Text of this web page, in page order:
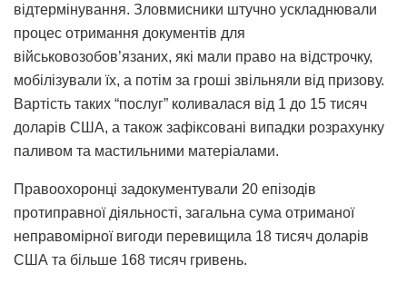
відтермінування. Зловмисники штучно ускладнювали
процес отримання документів для
військовозобов’язаних, які мали право на відстрочку,
мобілізували їх, а потім за гроші звільняли від призову.
Вартість таких “послуг” коливалася від 1 до 15 тисяч
доларів США, а також зафіксовані випадки розрахунку
паливом та мастильними матеріалами.
Правоохоронці задокументували 20 епізодів
протиправної діяльності, загальна сума отриманої
неправомірної вигоди перевищила 18 тисяч доларів
США та більше 168 тисяч гривень.